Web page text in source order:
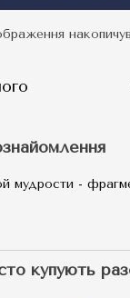
мудрости -
купують